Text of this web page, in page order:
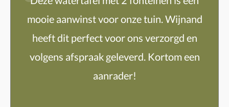
mooie aanwinst voor onze tuin. Wijnand
heeft dit perfect voor ons verzorgd en
volgens afspraak geleverd. Kortom een
aanrader!